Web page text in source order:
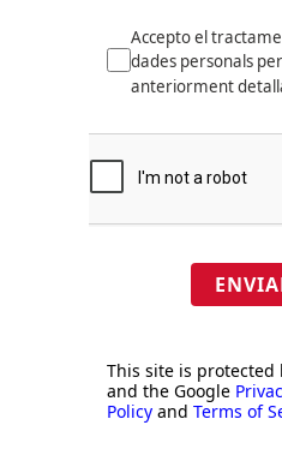
Accepto el
dades personals
anteriorment
This site is protected
and the Google
Policy and Terms of